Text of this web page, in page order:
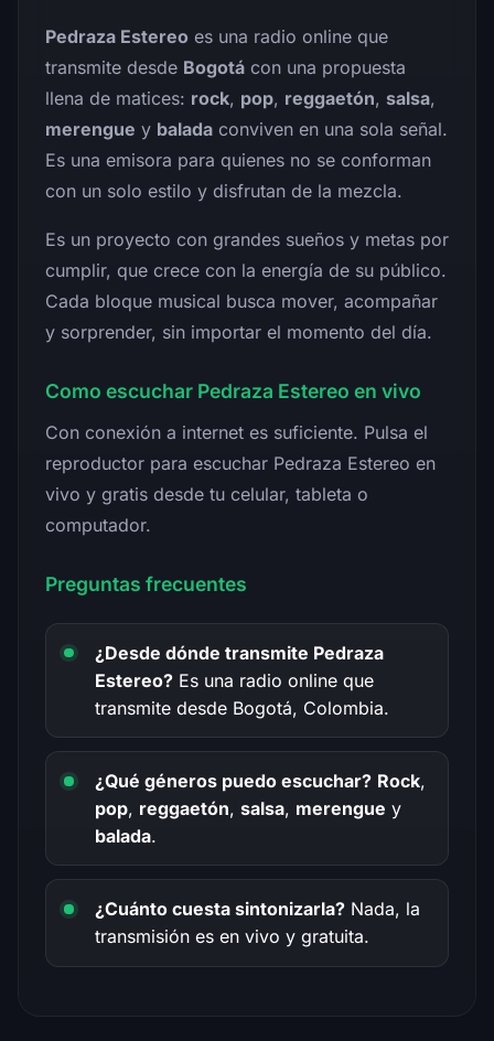
Pedraza Estereo es una radio online que
transmite desde Bogotá con una propuesta
llena de matices: rock, pop, reggaetón, salsa,
merengue y balada conviven en una sola señal.
Es una emisora para quienes no se conforman
con un solo estilo y disfrutan de la mezcla.
Es un proyecto con grandes sueños y metas por
cumplir, que crece con la energía de su público.
Cada bloque musical busca mover, acompañar
y sorprender, sin importar el momento del día.
Como escuchar Pedraza Estereo en vivo
Con conexión a internet es suficiente. Pulsa el
reproductor para escuchar Pedraza Estereo en
vivo y gratis desde tu celular, tableta o
computador.
Preguntas frecuentes
¿Desde dónde transmite Pedraza
Estereo? Es una radio online que
transmite desde Bogotá, Colombia.
¿Qué géneros puedo escuchar? Rock,
pop, reggaetón, salsa, merengue y
balada.
¿Cuánto cuesta sintonizarla? Nada, la
transmisión es en vivo y gratuita.